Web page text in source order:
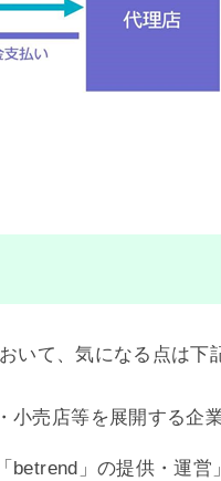
いて、気になる点は下
小売店等を展開する企
betrend」の提供・運営